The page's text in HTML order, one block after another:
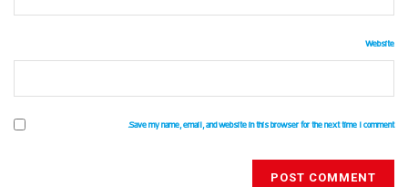
Website
Save my name, email, and website in this browser for the next time I comment.